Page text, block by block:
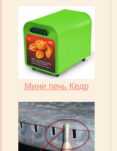
Мини печь Кедр